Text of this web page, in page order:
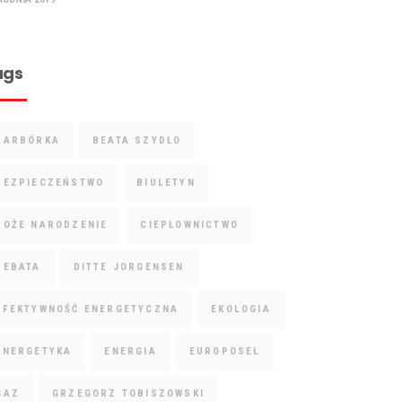
BEATA SZYDŁO
BIULETYN
NARODZENIE CIEPŁOWNICTWO
DITTE JORGENSEN
ENERGETYCZNA EKOLOGIA
ENERGIA EUROPOSEŁ
GRZEGORZ TOBISZOWSKI